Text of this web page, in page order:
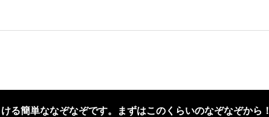
る簡単ななぞなぞです。まずはこのくらいのなぞなぞから！